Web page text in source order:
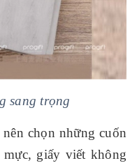
sang trọng
chọn những cuốn
giấy viết không